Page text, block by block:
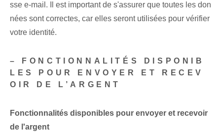
sse e-mail. Il est important de s'assurer que toutes les don
nées sont correctes, car elles seront utilisées pour vérifier
votre identité.
– FONCTIONNALITÉS DISPONIB
LES POUR ENVOYER ET RECEV
OIR DE L’ARGENT
Fonctionnalités disponibles pour envoyer et recevoir
de l'argent